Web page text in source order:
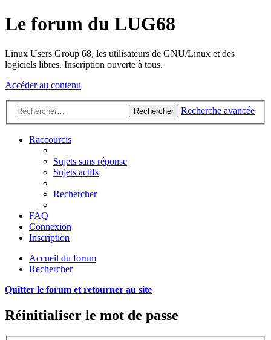
Le forum du LUG68
Linux Users Group 68, les utilisateurs de GNU/Linux et des
logiciels libres. Inscription ouverte à tous.
Accéder au contenu
Rechercher Recherche avancée
Raccourcis
Sujets sans réponse
Sujets actifs
Rechercher
FAQ
Connexion
Inscription
Accueil du forum
Rechercher
Quitter le forum et retourner au site
Réinitialiser le mot de passe